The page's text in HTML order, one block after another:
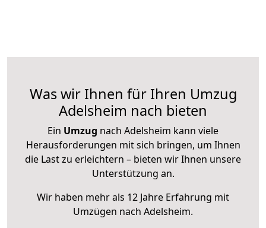
Was wir Ihnen für Ihren Umzug
Adelsheim nach bieten
Ein Umzug nach Adelsheim kann viele
Herausforderungen mit sich bringen, um Ihnen
die Last zu erleichtern – bieten wir Ihnen unsere
Unterstützung an.
Wir haben mehr als 12 Jahre Erfahrung mit
Umzügen nach Adelsheim.